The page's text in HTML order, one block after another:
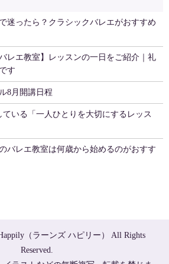
迷ったら？クラシックバレエがおすすめ
レエ教室】レッスンの一日をご紹介｜礼
す
8月開講日程
ている「一人ひとりを大切にするレッス
バレエ教室は何歳から始めるのがおすす
（ラーンズ ハピリー） All Rights
Reserved.